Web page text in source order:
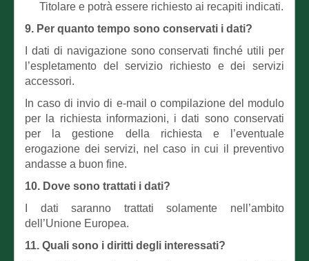
Titolare e potrà essere richiesto ai recapiti indicati.
9. Per quanto tempo sono conservati i dati?
I dati di navigazione sono conservati finché utili per
l’espletamento del servizio richiesto e dei servizi
accessori.
In caso di invio di e-mail o compilazione del modulo
per la richiesta informazioni, i dati sono conservati
per la gestione della richiesta e l’eventuale
erogazione dei servizi, nel caso in cui il preventivo
andasse a buon fine.
10. Dove sono trattati i dati?
I dati saranno trattati solamente nell’ambito
dell’Unione Europea.
11. Quali sono i diritti degli interessati?